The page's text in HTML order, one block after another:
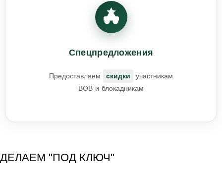
Спецпредложения
Предоставляем скидки
участникам
ВОВ и блокадникам
ДЕЛАЕМ "ПОД КЛЮЧ"